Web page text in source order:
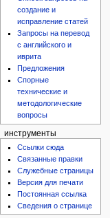
создание и
исправление статей
Запросы на перевод
с английского и
иврита
Предложения
Спорные
технические и
методологические
вопросы
инструменты
Ссылки сюда
Связанные правки
Служебные страницы
Версия для печати
Постоянная ссылка
Сведения о странице